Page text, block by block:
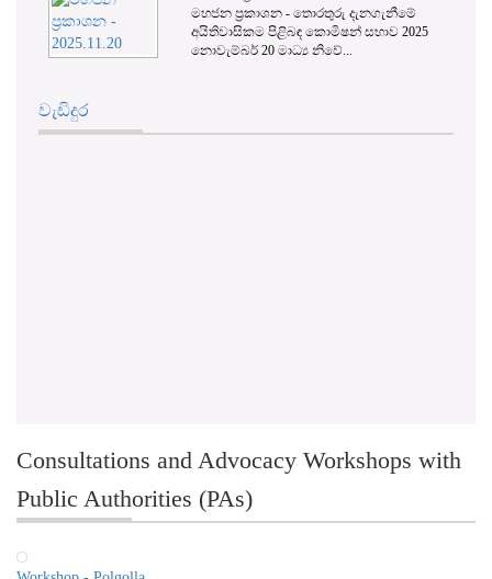
වැඩිදුර
Workshop - Polgolla
RTI 4th Awareness Program - Nuwara Eliya - 07.05.2024